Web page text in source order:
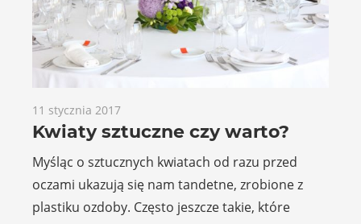
11 stycznia 2017
Kwiaty sztuczne czy warto?
Myśląc o sztucznych kwiatach od razu przed
oczami ukazują się nam tandetne, zrobione z
plastiku ozdoby. Często jeszcze takie, które